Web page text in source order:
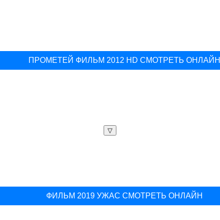
ПРОМЕТЕЙ ФИЛЬМ 2012 HD СМОТРЕТЬ
▽
ФИЛЬМ 2019 УЖАС СМОТРЕТЬ ОНЛАЙН